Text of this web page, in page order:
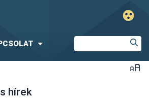
hírek